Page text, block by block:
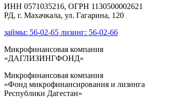
ИНН 0571035216, ОГРН 1130500002621
РД, г. Махачкала, ул. Гагарина, 120
займы: 56-02-65 лизинг: 56-02-66
Микрофинансовая компания
«ДАГЛИЗИНГФОНД»
Микрофинансовая компания
«Фонд микрофинансирования и лизинга
Республики Дагестан»